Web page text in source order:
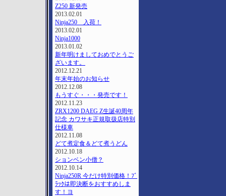
Z250 新発売
2013.02.01
Ninja250 入荷！
2013.02.01
Ninja1000
2013.01.02
新年明けましておめでとうご
ざいます。
2012.12.21
年末年始のお知らせ
2012.12.08
もうすぐ・・・発売です！
2012.11.23
ZRX1200 DAEG Z生誕40周年
記念 カワサキ正規取扱店特別
仕様車
2012.11.08
どて煮定食＆どて煮うどん
2012.10.18
ションベン小僧？
2012.10.14
Ninja250R 今だけ特別価格！ﾌﾞ
ﾗｯｸは即決断をおすすめしま
す！ヨ